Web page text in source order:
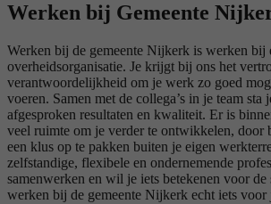
Werken bij Gemeente
Werken bij de gemeente Nijkerk is werken bij
overheidsorganisatie. Je krijgt bij ons het
verantwoordelijkheid om je werk zo goed
voeren. Samen met de collega’s in je team sta
afgesproken resultaten en kwaliteit. Er is
veel ruimte om je verder te ontwikkelen, door
een klus op te pakken buiten je eigen
zelfstandige, flexibele en ondernemende
samenwerken en wil je iets betekenen voor
werken bij de gemeente Nijkerk echt iets voor